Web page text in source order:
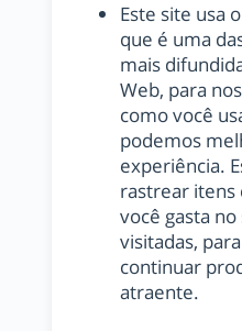
Este site usa
que é uma
mais
Web, para
como você
podemos
experiência.
rastrear
você gasta
visitadas,
continuar
atraente.